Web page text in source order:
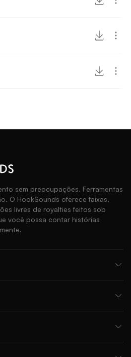
sem preocupações. Ferramentas
O HookSounds oferece faixas,
livres de royalties feitos sob
você possa contar histórias